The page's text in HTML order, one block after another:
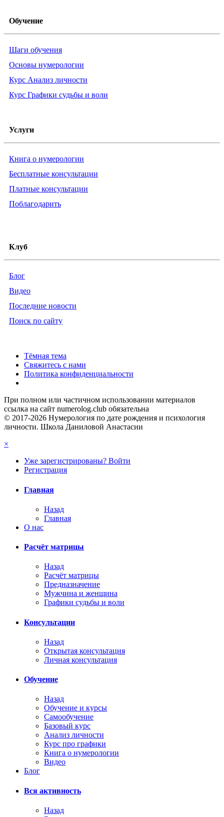
Обучение
Шаги обучения
Основы нумерологии
Курс Анализ личности
Курс Графики судьбы и воли
Услуги
Книга о нумерологии
Бесплатные консультации
Платные консультации
Поблагодарить
Клуб
Блог
Видео
Последние новости
Поиск по сайту
Тёмная тема
Свяжитесь с нами
Политика конфиденциальности
При полном или частичном использовании материалов
ссылка на сайт numerolog.club обязательна
© 2017-2026 Нумерология по дате рождения и психология
личности. Школа Даниловой Анастасии
×
Уже зарегистрированы? Войти
Регистрация
Главная
Назад
Главная
О нас
Расчёт матрицы
Назад
Расчёт матрицы
Предназначение
Мужчина и женщина
Графики судьбы и воли
Консультации
Назад
Открытая консультация
Личная консультация
Обучение
Назад
Обучение и курсы
Самообучение
Базовый курс
Анализ личности
Курс про графики
Книга о нумерологии
Видео
Блог
Вся активность
Назад